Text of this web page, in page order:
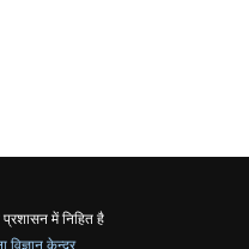
प्रशासन में निहित है